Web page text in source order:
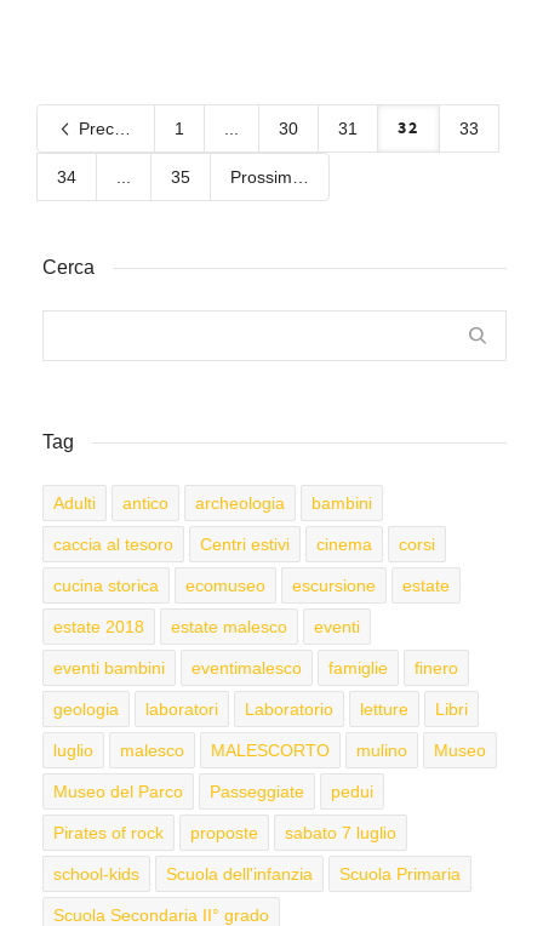
Precedente 1 30 31 32 33
34 35
Cerca
Tag
Adulti antico archeologia bambini
caccia al tesoro Centri estivi cinema corsi
cucina storica ecomuseo escursione estate
estate 2018 estate malesco eventi
eventi bambini eventimalesco famiglie finero
geologia laboratori Laboratorio letture Libri
luglio malesco MALESCORTO mulino Museo
Museo del Parco Passeggiate pedui
Pirates of rock proposte sabato 7 luglio
school-kids Scuola dell'infanzia Scuola Primaria
Scuola Secondaria II° grado